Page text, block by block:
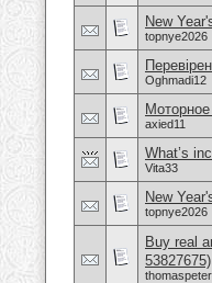
New
topnye2026
Oghmadi12
axied11
What’s
Vita33
New
topnye2026
Buy real
53827675)